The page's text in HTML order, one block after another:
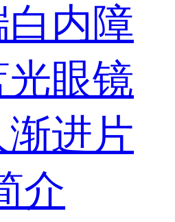
白内障
光眼镜
渐进片
介